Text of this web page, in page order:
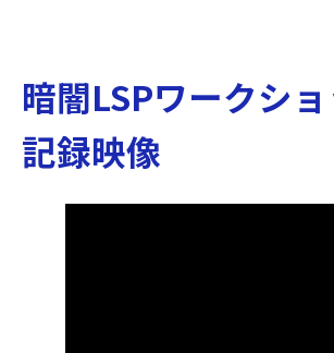
暗闇LSPワークショ
記録映像